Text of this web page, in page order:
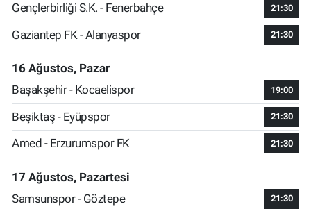
Gençlerbirliği S.K. - Fenerbahçe 21:30
Gaziantep FK - Alanyaspor 21:30
16 Ağustos, Pazar
Başakşehir - Kocaelispor
19:00
Beşiktaş - Eyüpspor 21:30
Amed - Erzurumspor FK 21:30
17 Ağustos, Pazartesi
Samsunspor - Göztepe
21:30